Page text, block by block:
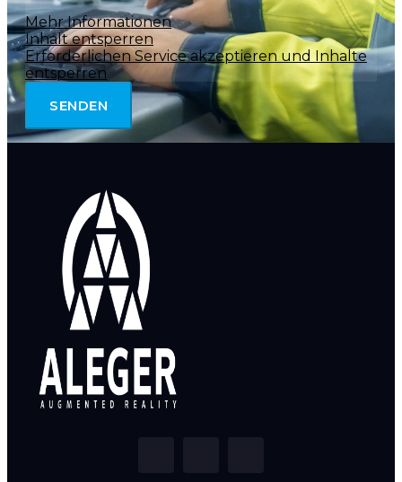
Mehr Informationen
Inhalt entsperren
Erforderlichen Service akzeptieren und Inhalte
entsperren
SENDEN